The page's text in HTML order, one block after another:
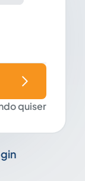
quiser